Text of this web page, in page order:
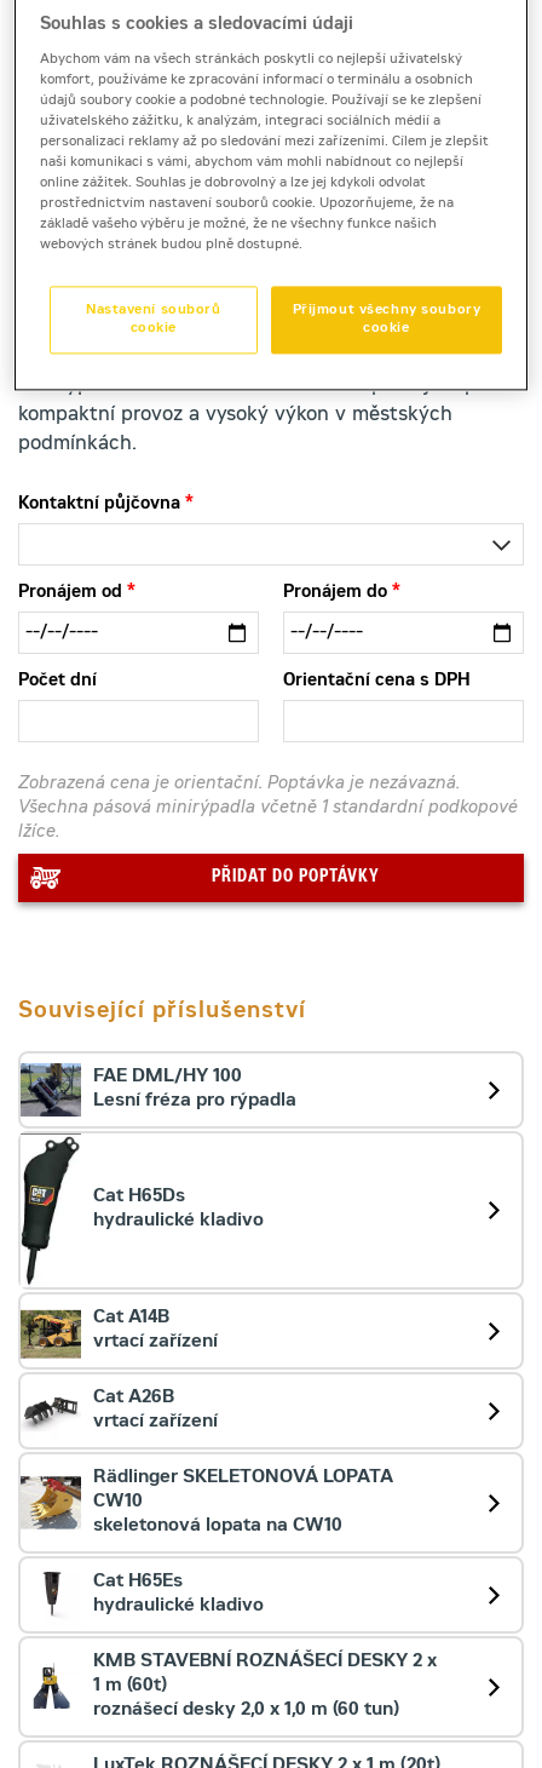
4 852 Kč s DPH
Kauce
30 000 Kč
pásové minirýpadlo
Produktový list
Minirýpadlo Cat 305E2 CR nabízíme k pronájmu pro
kompaktní provoz a vysoký výkon v městských
podmínkách.
Kontaktní půjčovna
Pronájem od Pronájem do
Počet dní Orientační cena s DPH
Zobrazená cena je orientační. Poptávka je nezávazná.
Všechna pásová minirýpadla včetně 1 standardní podkopové
lžíce.
PŘIDAT DO POPTÁVKY
Související příslušenství
FAE DML/HY 100
Lesní fréza pro rýpadla
Cat H65Ds
hydraulické kladivo
Cat A14B
vrtací zařízení
Cat A26B
vrtací zařízení
Rädlinger SKELETONOVÁ LOPATA
CW10
skeletonová lopata na CW10
Cat H65Es
hydraulické kladivo
KMB STAVEBNÍ ROZNÁŠECÍ DESKY 2 x
1 m (60t)
roznášecí desky 2,0 x 1,0 m (60 tun)
Souhlas s cookies a sledovacími údaji
Abychom vám na všech stránkách poskytli co nejlepší uživatelský
komfort, používáme ke zpracování informací o terminálu a osobních
údajů soubory cookie a podobné technologie. Používají se ke zlepšení
uživatelského zážitku, k analýzám, integraci sociálních médií a
personalizaci reklamy až po sledování mezi zařízeními. Cílem je zlepšit
naši komunikaci s vámi, abychom vám mohli nabídnout co nejlepší
online zážitek. Souhlas je dobrovolný a lze jej kdykoli odvolat
prostřednictvím nastavení souborů cookie. Upozorňujeme, že na
základě vašeho výběru je možné, že ne všechny funkce našich
webových stránek budou plně dostupné.
Přijmout všechny soubory
cookie
Nastavení souborů
cookie